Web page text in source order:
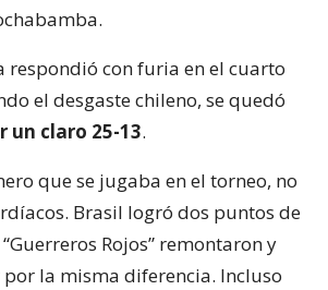
respondió con furia en el cuarto
el desgaste chileno, se quedó
un claro 25-13.
que se jugaba en el torneo, no
Brasil logró dos puntos de
Rojos” remontaron y
la misma diferencia. Incluso